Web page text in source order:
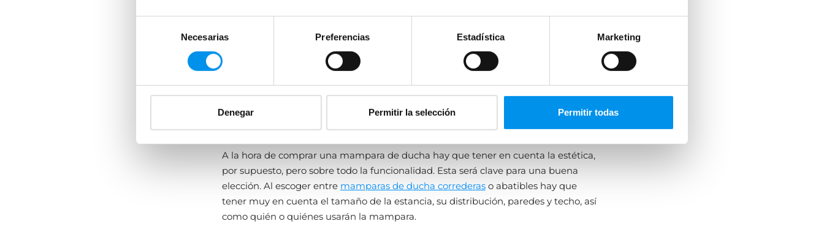
consentimiento
Necesarias Preferencias Estadística Marketing
Denegar Permitir la selección Permitir todas
Lo que te aporta una mampara de ducha abatible
¿Todavía albergas dudas sobre si elegir mamparas de ducha correderas o
El tamaño del baño y sus usuarios: factores clave
A la hora de comprar una mampara de ducha hay que tener en cuenta la estética,
por supuesto, pero sobre todo la funcionalidad. Esta será clave para una buena
elección. Al escoger entre mamparas de ducha correderas o abatibles hay que
tener muy en cuenta el tamaño de la estancia, su distribución, paredes y techo, así
como quién o quiénes usarán la mampara.